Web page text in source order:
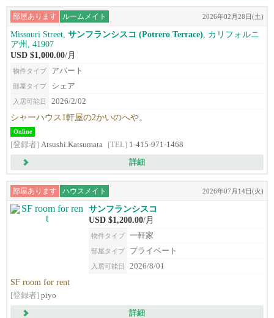
部屋あります ルームメイト 2026年02月28日(土)
Missouri Street, サンフランシスコ (Potrero Terrace) , カリフォルニ
ア州, 41907
USD $1,000.00/月
物件タイプ アパート
部屋タイプ シェア
入居可能日 2026/2/02
シャーハウス1軒屋の2かいのへや。
Online
[登録者] Atsushi.Katsumata [TEL] 1-415-971-1468
詳細
部屋あります ハウスメイト 2026年07月14日(火)
サンフランシスコ
USD $1,200.00/月
物件タイプ 一軒家
部屋タイプ プライベート
入居可能日 2026/8/01
SF room for rent
[登録者] piyo
詳細